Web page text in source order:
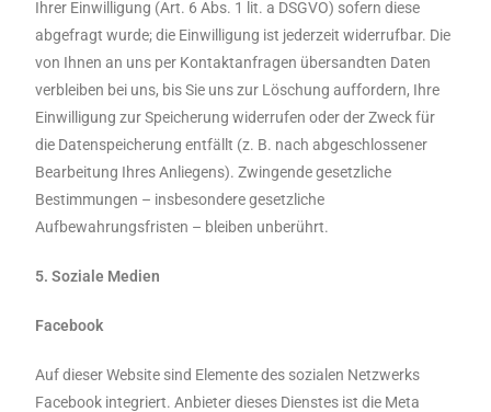
Ihrer Einwilligung (Art. 6 Abs. 1 lit. a DSGVO) sofern diese
abgefragt wurde; die Einwilligung ist jederzeit widerrufbar. Die
von Ihnen an uns per Kontaktanfragen übersandten Daten
verbleiben bei uns, bis Sie uns zur Löschung auffordern, Ihre
Einwilligung zur Speicherung widerrufen oder der Zweck für
die Datenspeicherung entfällt (z. B. nach abgeschlossener
Bearbeitung Ihres Anliegens). Zwingende gesetzliche
Bestimmungen – insbesondere gesetzliche
Aufbewahrungsfristen – bleiben unberührt.
5. Soziale Medien
Facebook
Auf dieser Website sind Elemente des sozialen Netzwerks
Facebook integriert. Anbieter dieses Dienstes ist die Meta